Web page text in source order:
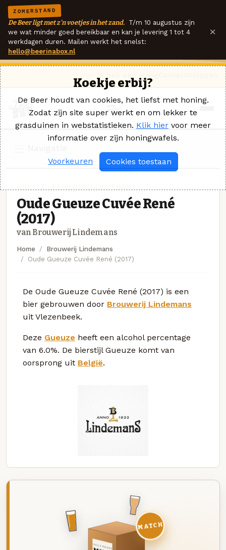
ZOMERSTAND
De Beer ligt met z'n voetjes in het zand. T/m 10 augustus zijn
we wat minder goed bereikbaar en kan je levering 1 tot 4
werkdagen duren. Mailen werkt het snelst:
hello@beerinabox.nl
×
Oude Gueuze Cuvée René
(2017)
van Brouwerij Lindemans
Home
Brouwerij Lindemans
Oude Gueuze Cuvée René (2017)
De Oude Gueuze Cuvée René (2017) is een
bier gebrouwen door Brouwerij Lindemans
uit Vlezenbeek.
Deze Gueuze heeft een alcohol percentage
van 6.0%. De bierstijl Gueuze komt van
oorsprong uit België.
DEZE MAAND
MATCH
Koekje erbij?
De Beer houdt van cookies, het liefst met honing.
Zodat zijn site super werkt en om lekker te
grasduinen in webstatistieken. Klik hier voor meer
informatie over zijn honingwafels.
Voorkeuren Cookies toestaan